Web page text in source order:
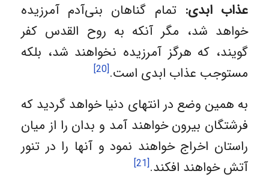
عذاب ابدی: تمام گناهان بنی‌آدم آمرزیده
خواهد شد، مگر آنکه به روح ‌القدس کفر
گویند، که هرگز آمرزیده نخواهند شد، بلکه
مستوجب عذاب ابدی است.[20]
به همین وضع در انتهای دنیا خواهد گردید که
فرشتگان بیرون خواهند آمد و بدان را از میان
راستان اخراج خواهند نمود و آنها را در تنور
آتش خواهند افکند.[21]